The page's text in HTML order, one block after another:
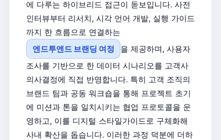
에 다루는 하이브리드 접근이 돋보입니다. 사전
인터뷰부터 리서치, 시각 언어 개발, 실행 가이드
까지 한 흐름으로 연결하는
엔드투엔드 브랜딩 여정
을 제공하며, 사용자
조사를 기반으로 한 데이터 시나리오를 고객사
의사결정에 직접 반영합니다. 특히 고객 조직의
브랜드 팀과 공동 워크숍을 통해 프로젝트 초기
에 미션과 톤을 일치시키는 협업 프로토콜을 운
영하고, 이를 디지털 스타일가이드로 구체화해
사내 확산을 돕습니다. 이러한 과정 덕분에 더하